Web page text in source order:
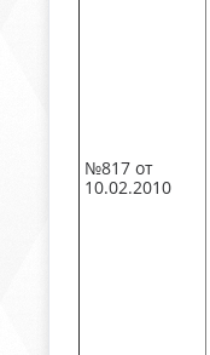
№817 от
10.02.2010